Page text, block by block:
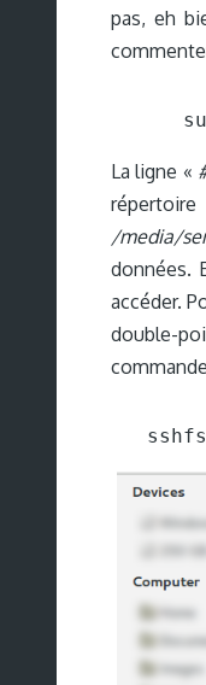
pas, eh
La ligne «
/media/
données.
accéder.
double-